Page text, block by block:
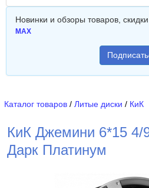
Новинки и обзоры товаров,
MAX
Каталог товаров / Литые диски / КиК
КиК Джемини 6*15 4/
Дарк Платинум